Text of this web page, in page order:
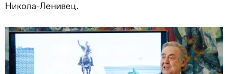
Никола-Ленивец.